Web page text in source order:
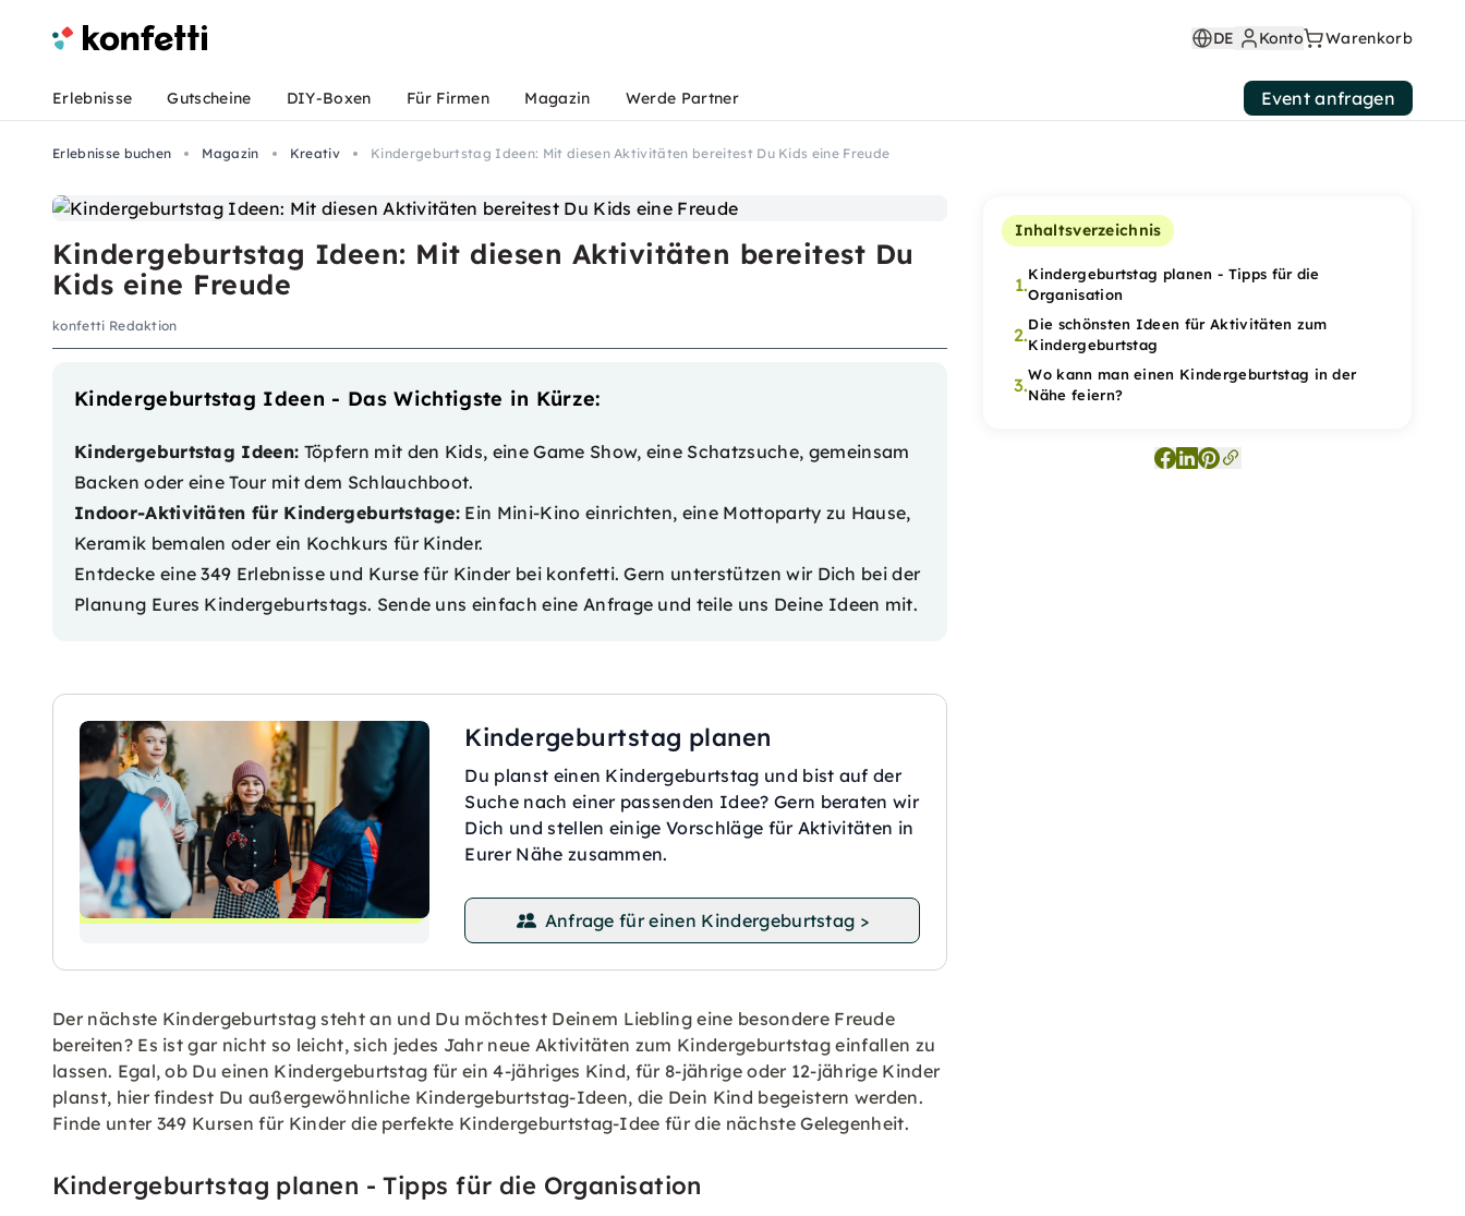
Erlebnisse buchen Magazin Kreativ Kindergeburtstag Ideen: Mit diesen Aktivitäten bereitest Du Kids eine Freude
Kindergeburtstag Ideen: Mit diesen Aktivitäten bereitest Du
Kids eine Freude
konfetti Redaktion
Kindergeburtstag Ideen - Das Wichtigste in Kürze:
Kindergeburtstag Ideen: Töpfern mit den Kids, eine Game Show, eine Schatzsuche, gemeinsam
Backen oder eine Tour mit dem Schlauchboot.
Indoor-Aktivitäten für Kindergeburtstage: Ein Mini-Kino einrichten, eine Mottoparty zu Hause,
Keramik bemalen oder ein Kochkurs für Kinder.
Entdecke eine 349 Erlebnisse und Kurse für Kinder bei konfetti. Gern unterstützen wir Dich bei der
Planung Eures Kindergeburtstags. Sende uns einfach eine Anfrage und teile uns Deine Ideen mit.
Kindergeburtstag planen
Du planst einen Kindergeburtstag und bist auf der
Suche nach einer passenden Idee? Gern beraten wir
Dich und stellen einige Vorschläge für Aktivitäten in
Eurer Nähe zusammen.
Anfrage für einen Kindergeburtstag >
Der nächste Kindergeburtstag steht an und Du möchtest Deinem Liebling eine besondere Freude
bereiten? Es ist gar nicht so leicht, sich jedes Jahr neue Aktivitäten zum Kindergeburtstag einfallen zu
lassen. Egal, ob Du einen Kindergeburtstag für ein 4-jähriges Kind, für 8-jährige oder 12-jährige Kinder
planst, hier findest Du außergewöhnliche Kindergeburtstag-Ideen, die Dein Kind begeistern werden.
Finde unter 349 Kursen für Kinder die perfekte Kindergeburtstag-Idee für die nächste Gelegenheit.
Kindergeburtstag planen - Tipps für die Organisation
Inhaltsverzeichnis
1.Kindergeburtstag planen - Tipps für die
Organisation
2.Die schönsten Ideen für Aktivitäten zum
Kindergeburtstag
3.Wo kann man einen Kindergeburtstag in der
Nähe feiern?
DE Konto Warenkorb
Erlebnisse Gutscheine DIY-Boxen Für Firmen Magazin Werde Partner Event anfragen